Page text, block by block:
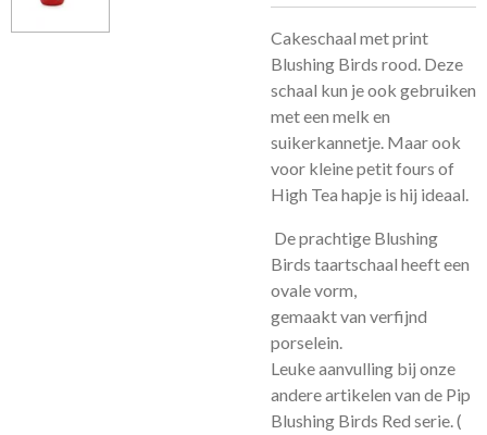
Cakeschaal met print
Blushing Birds rood. Deze
schaal kun je ook gebruiken
met een melk en
suikerkannetje. Maar ook
voor kleine petit fours of
High Tea hapje is hij ideaal.
De prachtige Blushing
Birds taartschaal heeft een
ovale vorm,
gemaakt van verfijnd
porselein.
Leuke aanvulling bij onze
andere artikelen van de Pip
Blushing Birds Red serie. (